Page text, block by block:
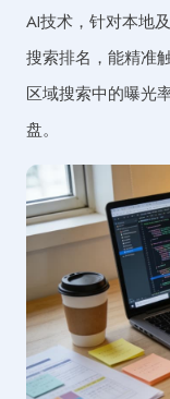
AI技术，针对本地
搜索排名，能精准
区域搜索中的曝光
盘。